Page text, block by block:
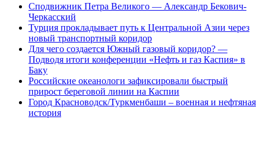
Сподвижник Петра Великого — Александр Бекович-
Черкасский
Турция прокладывает путь к Центральной Азии через
новый транспортный коридор
Для чего создается Южный газовый коридор? —
Подводя итоги конференции «Нефть и газ Каспия» в
Баку
Российские океанологи зафиксировали быстрый
прирост береговой линии на Каспии
Город Красноводск/Туркменбаши – военная и нефтяная
история